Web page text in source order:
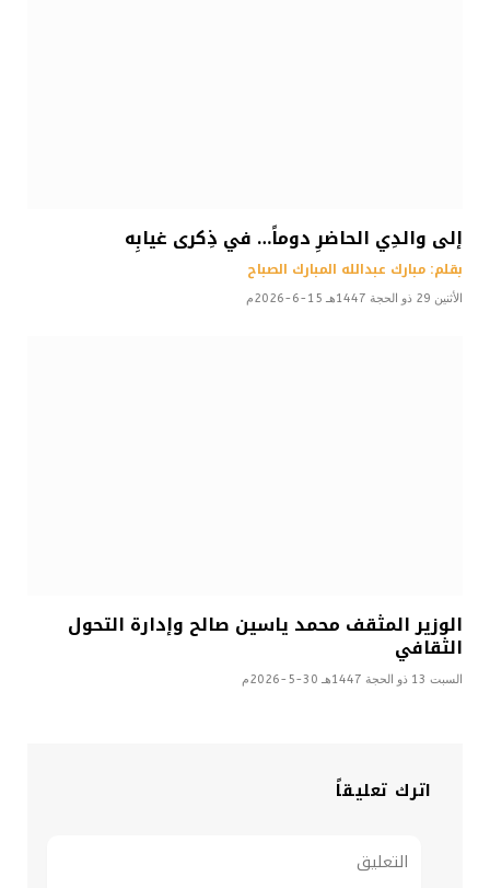
إلى والدِي الحاضرِ دوماً… في ذِكرى غيابِه
بقلم: مبارك عبدالله المبارك الصباح
الأثنين 29 ذو الحجة 1447هـ 15-6-2026م
الوزير المثقف محمد ياسين صالح وإدارة التحول
الثقافي
السبت 13 ذو الحجة 1447هـ 30-5-2026م
اترك تعليقاً